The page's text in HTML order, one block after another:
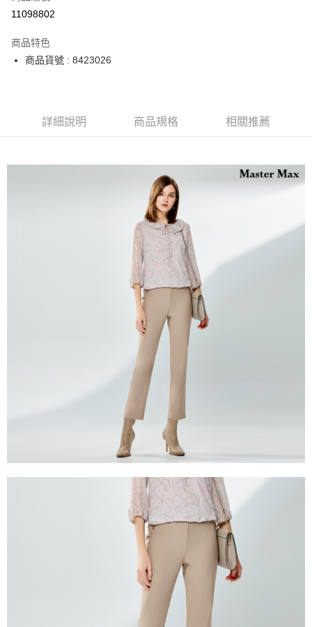
運送方式
宅配
每筆NT$90，滿NT$2,000(含以上)免運費
11098802
商品特色
商品貨號 : 8423026
詳細說明 商品規格 相關推薦